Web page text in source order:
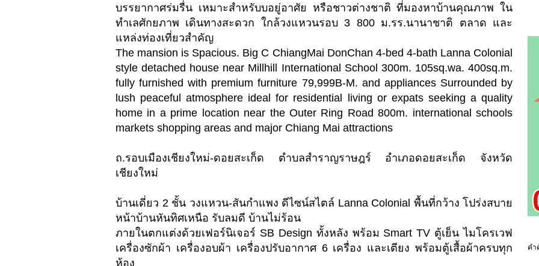
บรรยากาศร่มรื่น เหมาะสำหรับบอยู่อาศัย หรือชาวต่างชาติ ที่มองหาบ้านคุณภาพ ใน
ทำเลศักยภาพ เดินทางสะดวก ใกล้วงแหวนรอบ 3 800 ม.รร.นานาชาติ ตลาด และ
แหล่งท่องเที่ยวสำคัญ
The mansion is Spacious. Big C ChiangMai DonChan 4-bed 4-bath Lanna Colonial
style detached house near Millhill International School 300m. 105sq.wa. 400sq.m.
fully furnished with premium furniture 79,999B-M. and appliances Surrounded by
lush peaceful atmosphere ideal for residential living or expats seeking a quality
home in a prime location near the Outer Ring Road 800m. international schools
markets shopping areas and major Chiang Mai attractions
ถ.รอบเมืองเชียงใหม่-ดอยสะเก็ด ตำบลสำราญราษฎร์ อำเภอดอยสะเก็ด จังหวัด
เชียงใหม่
บ้านเดี่ยว 2 ชั้น วงแหวน-สันกำแพง ดีไซน์สไตล์ Lanna Colonial พื้นที่กว้าง โปร่งสบาย
หน้าบ้านหันทิศเหนือ รับลมดี บ้านไม่ร้อน
ภายในตกแต่งด้วยเฟอร์นิเจอร์ SB Design ทั้งหลัง พร้อม Smart TV ตู้เย็น ไมโครเวฟ
เครื่องซักผ้า เครื่องอบผ้า เครื่องปรับอากาศ 6 เครื่อง และเตียง พร้อมตู้เสื้อผ้าครบทุก
ห้อง
คำ